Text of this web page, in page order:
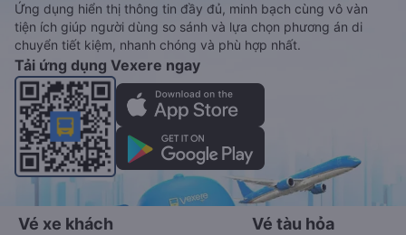
Ứng dụng hiển thị thông tin đầy đủ, minh bạch cùng vô vàn
tiện ích giúp người dùng so sánh và lựa chọn phương án di
chuyển tiết kiệm, nhanh chóng và phù hợp nhất.
Tải ứng dụng Vexere ngay
Vé xe khách Vé tàu hỏa